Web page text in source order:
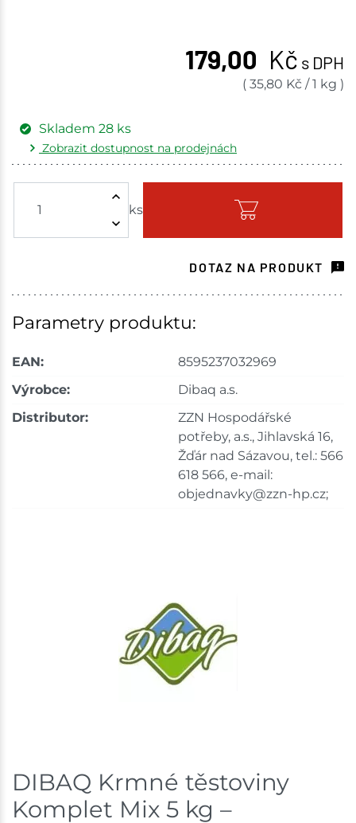
179,00 Kč s DPH
( 35,80 Kč /1 kg )
ks
Skladem 28 ks
Zobrazit dostupnost na prodejnách
Skladem - ihned k odeslání
Tišnov 6 ks
Velké Meziříčí
Skladem na prodejně - doručení do 7 dnů
Skladem na prodejně - doručení do 7 dnů
4 ks
Skladem na prodejně - doručení do 7 dnů
Skladové množství na prodejnách je pouze orientační.
Ceny na prodejnách se mohou lišit od cen na e-
DOTAZ NA PRODUKT
Parametry produktu:
EAN:
8595237032969
Výrobce:
Dibaq a.s.
Distributor:
ZZN Hospodářské
potřeby, a.s., Jihlavská 16,
Žďár nad Sázavou, tel.: 566
618 566, e-mail:
objednavky@zzn-hp.cz;
DIBAQ Krmné těstoviny
Komplet Mix 5 kg –